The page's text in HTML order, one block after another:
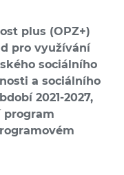
plus (OPZ+)
pro využívání
sociálního
a sociálního
2021-2027,
program